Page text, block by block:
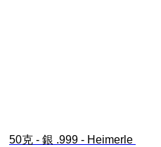
50克 - 銀 .999 - Heimerle